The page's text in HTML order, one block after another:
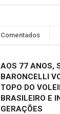
Comentados
AOS 77 ANOS,
BARONCELLI
TOPO DO
BRASILEIRO E
GERAÇÕES